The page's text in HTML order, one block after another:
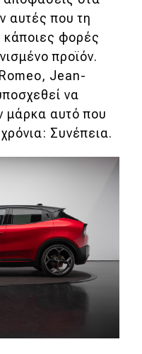
αυτές που τη
κάποιες φορές
προϊόν.
Jean-
να
μάρκα αυτό που
Συνέπεια.